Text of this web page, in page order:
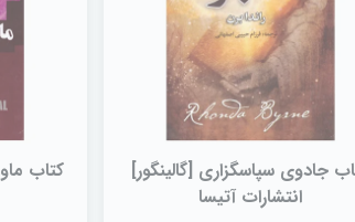
جادوی سپاسگزاری‌ [گالینگور]
انتشارات آتیسا
کتاب